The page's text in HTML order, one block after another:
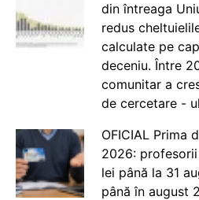
din întreaga
redus
calculate pe
deceniu. Între
comunitar a
de cercetare -
OFICIAL Prima
2026:
lei până la 31
până în august